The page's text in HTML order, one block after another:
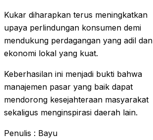
Kukar diharapkan terus meningkatkan
upaya perlindungan konsumen demi
mendukung perdagangan yang adil dan
ekonomi lokal yang kuat.
Keberhasilan ini menjadi bukti bahwa
manajemen pasar yang baik dapat
mendorong kesejahteraan masyarakat
sekaligus menginspirasi daerah lain.
Penulis : Bayu